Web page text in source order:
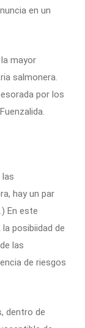
en un
mayor
salmonera.
por los
las
hay un par
En este
posibiidad de
las
de riesgos
dentro de